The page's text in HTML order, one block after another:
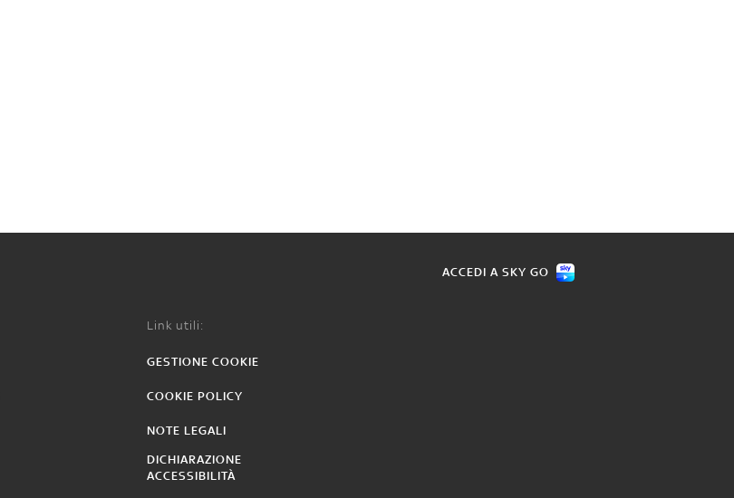
ACCEDI A SKY GO
Link utili:
GESTIONE COOKIE
COOKIE POLICY
NOTE LEGALI
DICHIARAZIONE
ACCESSIBILITÀ